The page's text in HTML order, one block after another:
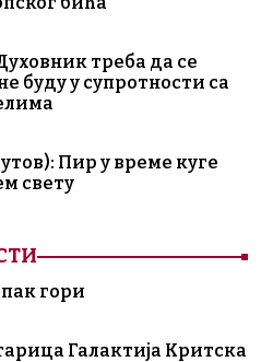
треба да се
буду у супротности са
Пир у време куге
свету
гори
Галактија Критска